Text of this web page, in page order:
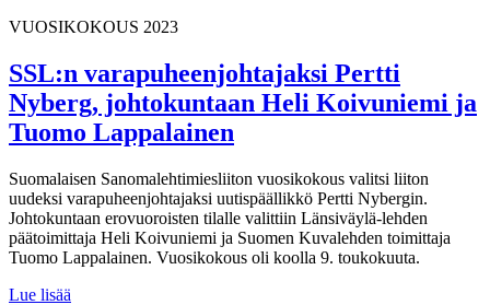
VUOSIKOKOUS 2023
SSL:n varapuheenjohtajaksi Pertti
Nyberg, johtokuntaan Heli Koivuniemi ja
Tuomo Lappalainen
Suomalaisen Sanomalehtimiesliiton vuosikokous valitsi liiton
uudeksi varapuheenjohtajaksi uutispäällikkö Pertti Nybergin.
Johtokuntaan erovuoroisten tilalle valittiin Länsiväylä-lehden
päätoimittaja Heli Koivuniemi ja Suomen Kuvalehden toimittaja
Tuomo Lappalainen. Vuosikokous oli koolla 9. toukokuuta.
Lue lisää